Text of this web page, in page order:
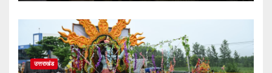
उत्तराखंड